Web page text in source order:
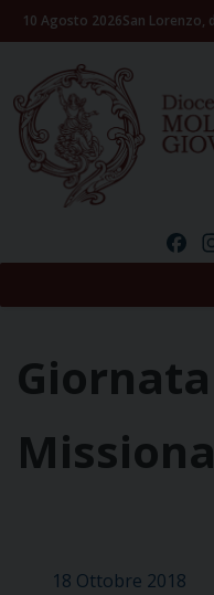
Skip10 Agosto 2026San Lorenzo,
Giornata
18 Ottobre 2018